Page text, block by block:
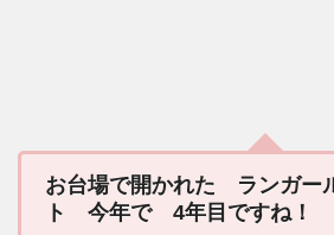
お台場で開かれた ランガー
ト 今年で 4年目ですね！